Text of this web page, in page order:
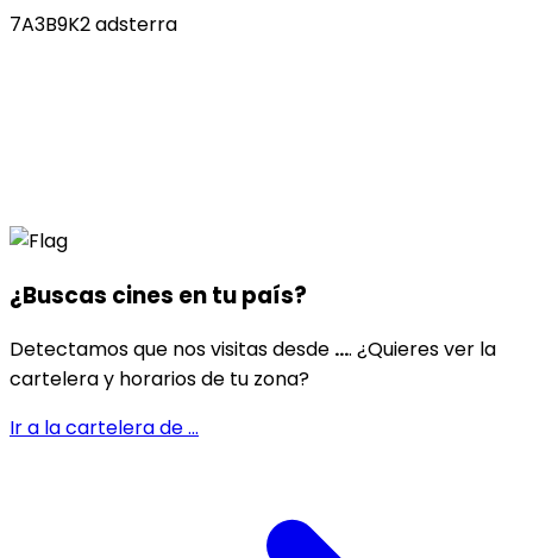
7A3B9K2 adsterra
¿Buscas cines entu país?
Detectamos que nos visitas desde .... ¿Quieres ver la
cartelera y horarios de tu zona?
Ir a la cartelera de...